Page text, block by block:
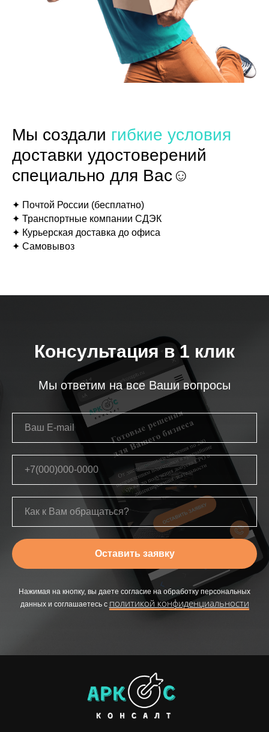
Мы создали гибкие условия
доставки удостоверений
специально для Вас☺
✦ Почтой России (бесплатно)
✦ Транспортные компании СДЭК
✦ Курьерская доставка до офиса
✦ Самовывоз
Консультация в 1 клик
Мы ответим на все Ваши вопросы
Оставить заявку
Нажимая на кнопку, вы даете согласие на обработку персональных
данных и соглашаетесь c политикой конфиденциальности